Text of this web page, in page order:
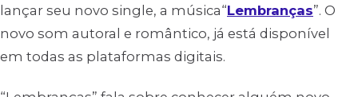
lançar seu novo single, a música“Lembranças”. O
novo som autoral e romântico, já está disponível
em todas as plataformas digitais.